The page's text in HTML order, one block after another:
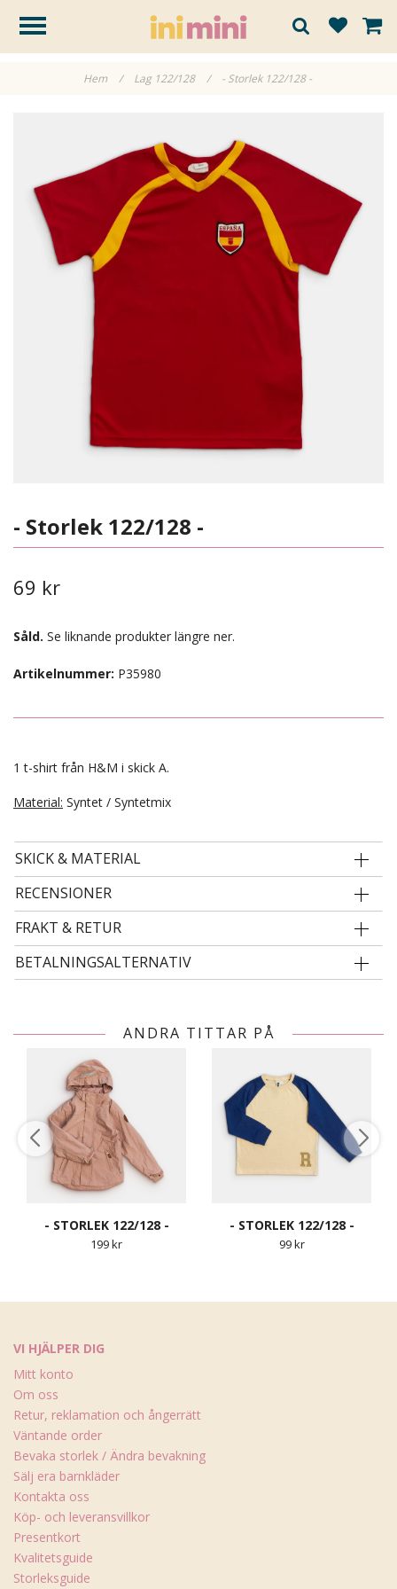
Hem / Lag 122/128 / - Storlek 122/128 -
- Storlek 122/128 -
69 kr
Såld. Se liknande produkter längre ner.
Artikelnummer: P35980
1 t-shirt från H&M i skick A.
Material: Syntet / Syntetmix
SKICK & MATERIAL
RECENSIONER
FRAKT & RETUR
BETALNINGSALTERNATIV
ANDRA TITTAR PÅ
- STORLEK 122/128 -
199 kr
- STORLEK 122/128 -
99 kr
VI HJÄLPER DIG
Mitt konto
Om oss
Retur, reklamation och ångerrätt
Väntande order
Bevaka storlek / Ändra bevakning
Sälj era barnkläder
Kontakta oss
Köp- och leveransvillkor
Presentkort
Kvalitetsguide
Storleksguide